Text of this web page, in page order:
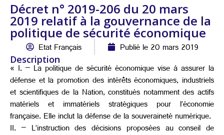
Décret n° 2019-206 du 20 mars
2019 relatif à la gouvernance de la
politique de sécurité économique
Etat Français Publié le 20 mars 2019
Description
« I. – La politique de sécurité économique vise à assurer la
défense et la promotion des intérêts économiques, industriels
et scientifiques de la Nation, constitués notamment des actifs
matériels et immatériels stratégiques pour l’économie
française. Elle inclut la défense de la souveraineté numérique.
II. – L’instruction des décisions proposées au conseil de